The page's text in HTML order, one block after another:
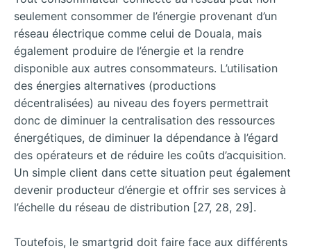
seulement consommer de l’énergie provenant d’un
réseau électrique comme celui de Douala, mais
également produire de l’énergie et la rendre
disponible aux autres consommateurs. L’utilisation
des énergies alternatives (productions
décentralisées) au niveau des foyers permettrait
donc de diminuer la centralisation des ressources
énergétiques, de diminuer la dépendance à l’égard
des opérateurs et de réduire les coûts d’acquisition.
Un simple client dans cette situation peut également
devenir producteur d’énergie et offrir ses services à
l’échelle du réseau de distribution [27, 28, 29].
Toutefois, le smartgrid doit faire face aux différents